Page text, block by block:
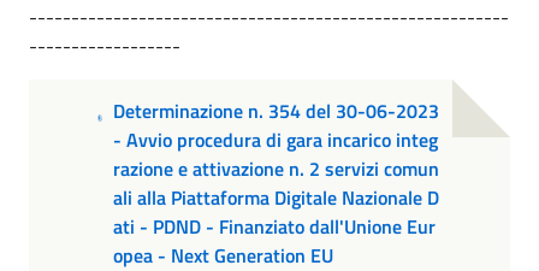
---------------------------------------------------------
------------------
Determinazione n. 354 del 30-06-2023
- Avvio procedura di gara incarico integ
razione e attivazione n. 2 servizi comun
ali alla Piattaforma Digitale Nazionale D
ati - PDND - Finanziato dall'Unione Eur
opea - Next Generation EU